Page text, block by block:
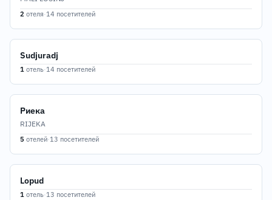
2 отеля·14 посетителей
Sudjuradj
1 отель·14 посетителей
Риека
RIJEKA
5 отелей·13 посетителей
Lopud
1 отель·13 посетителей